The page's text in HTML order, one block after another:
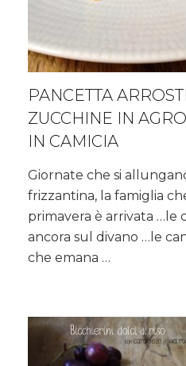
PANCETTA
ZUCCHINE IN
IN CAMICIA
Giornate che si
frizzantina, la famiglia
primavera è arrivata …le
ancora sul divano …le
che emana …